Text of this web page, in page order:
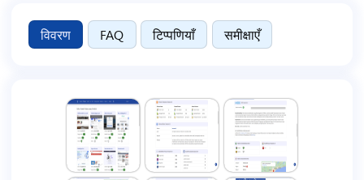
विवरण FAQ टिप्पणियाँ समीक्षाएँ